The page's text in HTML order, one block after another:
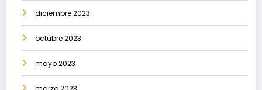
diciembre 2023
octubre 2023
mayo 2023